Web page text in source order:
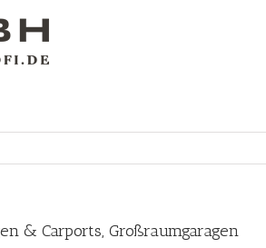
& Carports, Großraumgaragen